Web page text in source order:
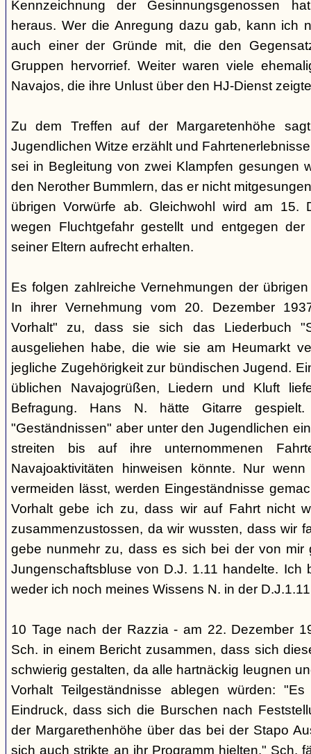
Kennzeichnung der Gesinnungsgenossen
heraus. Wer die Anregung dazu gab, kann ich
auch einer der Gründe mit, die den
Gruppen hervorrief. Weiter waren viele
Navajos, die ihre Unlust über den HJ-Dienst
Zu dem Treffen auf der Margaretenhöhe
Jugendlichen Witze erzählt und
sei in Begleitung von zwei Klampfen gesungen
den Nerother Bummlern, das er nicht
übrigen Vorwürfe ab. Gleichwohl wird am 15.
wegen Fluchtgefahr gestellt und entgegen
seiner Eltern aufrecht erhalten.
Es folgen zahlreiche Vernehmungen der
In ihrer Vernehmung vom 20. Dezember
Vorhalt" zu, dass sie sich das Liederbuch
ausgeliehen habe, die wie sie am Heumarkt
jegliche Zugehörigkeit zur bündischen Jugend.
üblichen Navajogrüßen, Liedern und Kluft
Befragung. Hans N. hätte Gitarre
"Geständnissen" aber unter den Jugendlichen
streiten bis auf ihre unternommenen
Navajoaktivitäten hinweisen könnte. Nur
vermeiden lässt, werden Eingeständnisse
Vorhalt gebe ich zu, dass wir auf Fahrt nicht
zusammenzustossen, da wir wussten, dass wir
gebe nunmehr zu, dass es sich bei der von mir
Jungenschaftsbluse von D.J. 1.11 handelte. Ich
weder ich noch meines Wissens N. in der
10 Tage nach der Razzia - am 22. Dezember
Sch. in einem Bericht zusammen, dass sich
schwierig gestalten, da alle hartnäckig leugnen
Vorhalt Teilgeständnisse ablegen würden:
Eindruck, dass sich die Burschen nach
der Margarethenhöhe über das bei der Stapo
sich auch strikte an ihr Programm hielten." Sch.